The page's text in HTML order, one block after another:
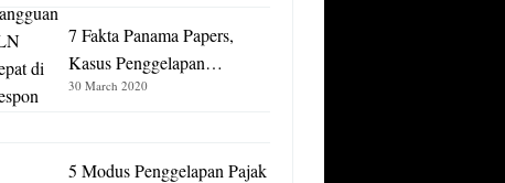
7 Fakta Panama Papers,
Kasus Penggelapan…
30 March 2020
5 Modus Penggelapan Pajak